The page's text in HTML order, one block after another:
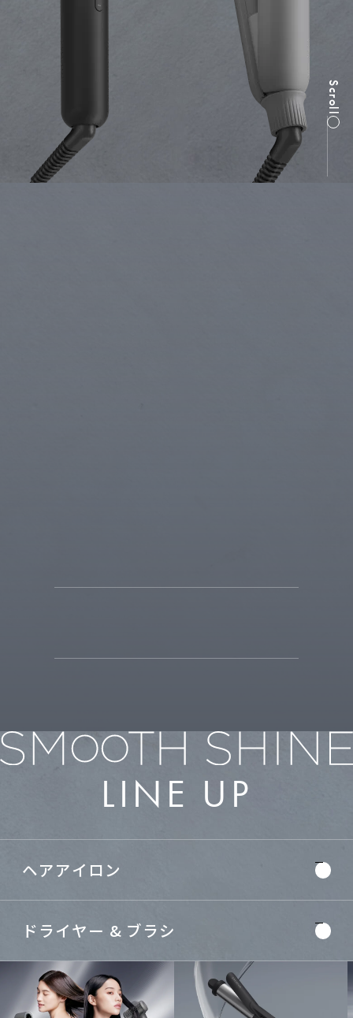
Scroll
LINE UP
ヘアアイロン
ストレート
ヘアアイロン
ドライヤー & ブラシ
ドライヤー
スマート
ドライヤー